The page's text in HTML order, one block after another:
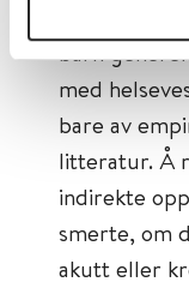
smerten
barn
med
bare av
litteratur. Å
indirekte
smerte, om
akutt eller